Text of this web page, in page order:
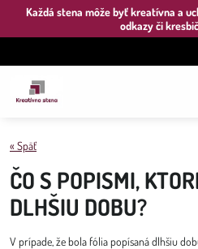
Každá stena môže byť kreatívna a
odkazy či
« Späť
ČO S POPISMI,
DLHŠIU DOBU?
V prípade, že bola fólia popísaná dlhšiu